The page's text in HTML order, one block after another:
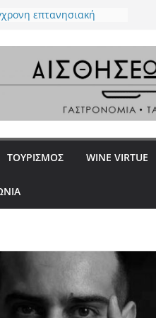
επτανησιακή
all day restaurant στο
επιμέλεια του Βαγγέλη
– Ένα ουζερί φέρνει την
meat eaters”
Rossa, la Dotta e la
ΤΟΥΡΙΣΜΟΣ WINE VIRTUE